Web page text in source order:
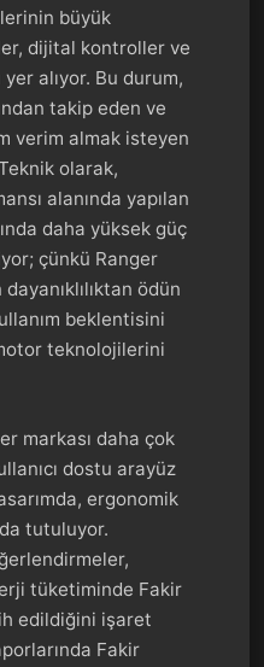
büyük
dijital kontroller ve
alıyor. Bu durum,
takip eden ve
verim almak isteyen
olarak,
alanında yapılan
daha yüksek güç
çünkü Ranger
ödün
beklentisini
teknolojilerini
markası daha çok
dostu arayüz
ergonomik
tutuluyor.
tüketiminde Fakir
edildiğini işaret
Fakir